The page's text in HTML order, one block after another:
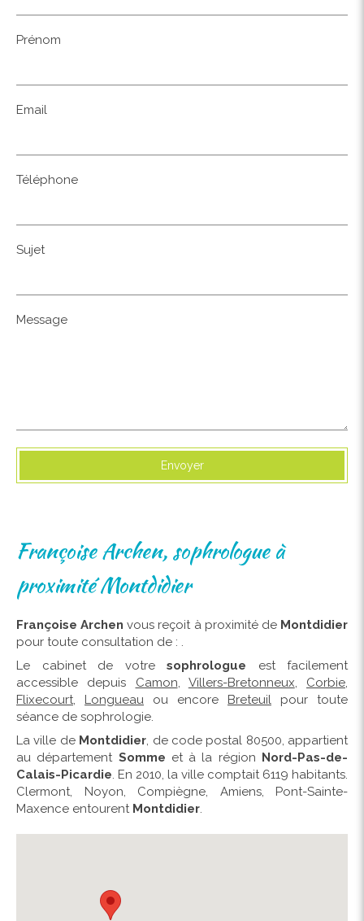
Prénom
Email
Téléphone
Sujet
Message
Envoyer
Françoise Archen, sophrologue à
proximité Montdidier
Françoise Archen vous reçoit à proximité de Montdidier
pour toute consultation de : .
Le cabinet de votre sophrologue est facilement
accessible depuis Camon, Villers-Bretonneux, Corbie,
Flixecourt, Longueau ou encore Breteuil pour toute
séance de sophrologie.
La ville de Montdidier, de code postal 80500, appartient
au département Somme et à la région Nord-Pas-de-
Calais-Picardie. En 2010, la ville comptait 6119 habitants.
Clermont, Noyon, Compiègne, Amiens, Pont-Sainte-
Maxence entourent Montdidier.